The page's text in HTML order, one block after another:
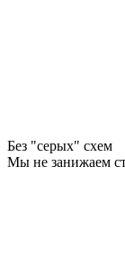
Без "серых" схем
Мы не занижаем